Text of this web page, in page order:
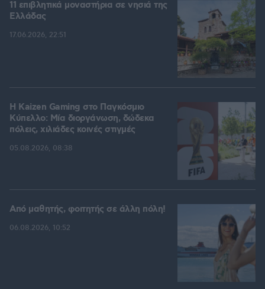
11 επιβλητικά μοναστήρια σε νησιά της
Ελλάδας
17.06.2026, 22:51
H Kaizen Gaming στο Παγκόσμιο
Kύπελλο: Μία διοργάνωση, δώδεκα
πόλεις, χιλιάδες κοινές στιγμές
05.08.2026, 08:38
Από μαθητής, φοιτητής σε άλλη πόλη!
06.08.2026, 10:52